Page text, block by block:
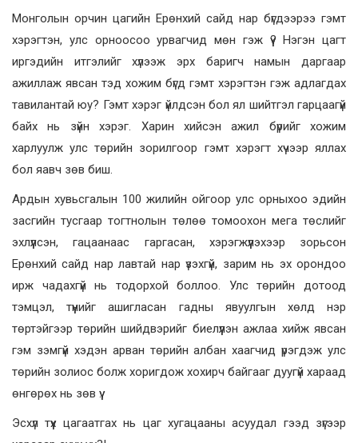
Монголын орчин цагийн Ерөнхий сайд нар бүгдээрээ гэмт
хэрэгтэн, улс орноосоо урвагчид мөн гэж үү? Нэгэн цагт
иргэдийн итгэлийг хүлээж эрх баригч намын даргаар
ажиллаж явсан тэд хожим бүгд гэмт хэрэгтэн гэж адлагдах
тавилантай юу? Гэмт хэрэг үйлдсэн бол ял шийтгэл гарцаагүй
байх нь зүйн хэрэг. Харин хийсэн ажил бүрийг хожим
харлуулж улс төрийн зорилгоор гэмт хэрэгт хүчээр яллах
бол яавч зөв биш.
Ардын хувьсгалын 100 жилийн ойгоор улс орныхоо эдийн
засгийн тусгаар тогтнолын төлөө томоохон мега төслийг
эхлүүлсэн, гацаанаас гаргасан, хэрэгжүүлэхээр зорьсон
Ерөнхий сайд нар лавтай нар үзэхгүй, зарим нь эх орондоо
ирж чадахгүй нь тодорхой боллоо. Улс төрийн дотоод
тэмцэл, түүнийг ашигласан гадны явуулгын хөлд нэр
төртэйгээр төрийн шийдвэрийг биелүүлэн ажлаа хийж явсан
гэм зэмгүй хэдэн арван төрийн албан хаагчид үрэгдэж улс
төрийн золиос болж хоригдож хохирч байгааг дуугүй хараад
өнгөрөх нь зөв үү.
Эсхүл түүх цагаатгах нь цаг хугацааны асуудал гээд зүгээр